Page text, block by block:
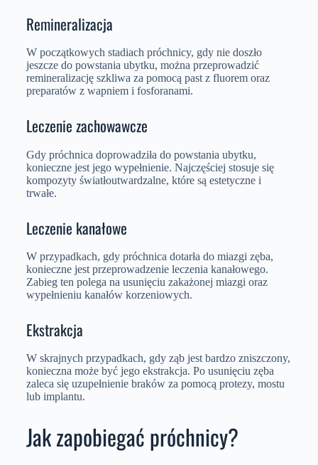
Remineralizacja
W początkowych stadiach próchnicy, gdy nie doszło
jeszcze do powstania ubytku, można przeprowadzić
remineralizację szkliwa za pomocą past z fluorem oraz
preparatów z wapniem i fosforanami.
Leczenie zachowawcze
Gdy próchnica doprowadziła do powstania ubytku,
konieczne jest jego wypełnienie. Najczęściej stosuje się
kompozyty światłoutwardzalne, które są estetyczne i
trwałe.
Leczenie kanałowe
W przypadkach, gdy próchnica dotarła do miazgi zęba,
konieczne jest przeprowadzenie leczenia kanałowego.
Zabieg ten polega na usunięciu zakażonej miazgi oraz
wypełnieniu kanałów korzeniowych.
Ekstrakcja
W skrajnych przypadkach, gdy ząb jest bardzo zniszczony,
konieczna może być jego ekstrakcja. Po usunięciu zęba
zaleca się uzupełnienie braków za pomocą protezy, mostu
lub implantu.
Jak zapobiegać próchnicy?